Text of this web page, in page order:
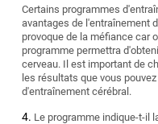
Certains programmes
avantages de l'entraînement
provoque de la méfiance car
programme permettra
cerveau. Il est important de
les résultats que vous
d'entraînement cérébral.
Le programme indique-t-il